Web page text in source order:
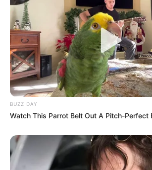
BUZZ DAY
Watch This Parrot Belt Out A Pitch-Perfect